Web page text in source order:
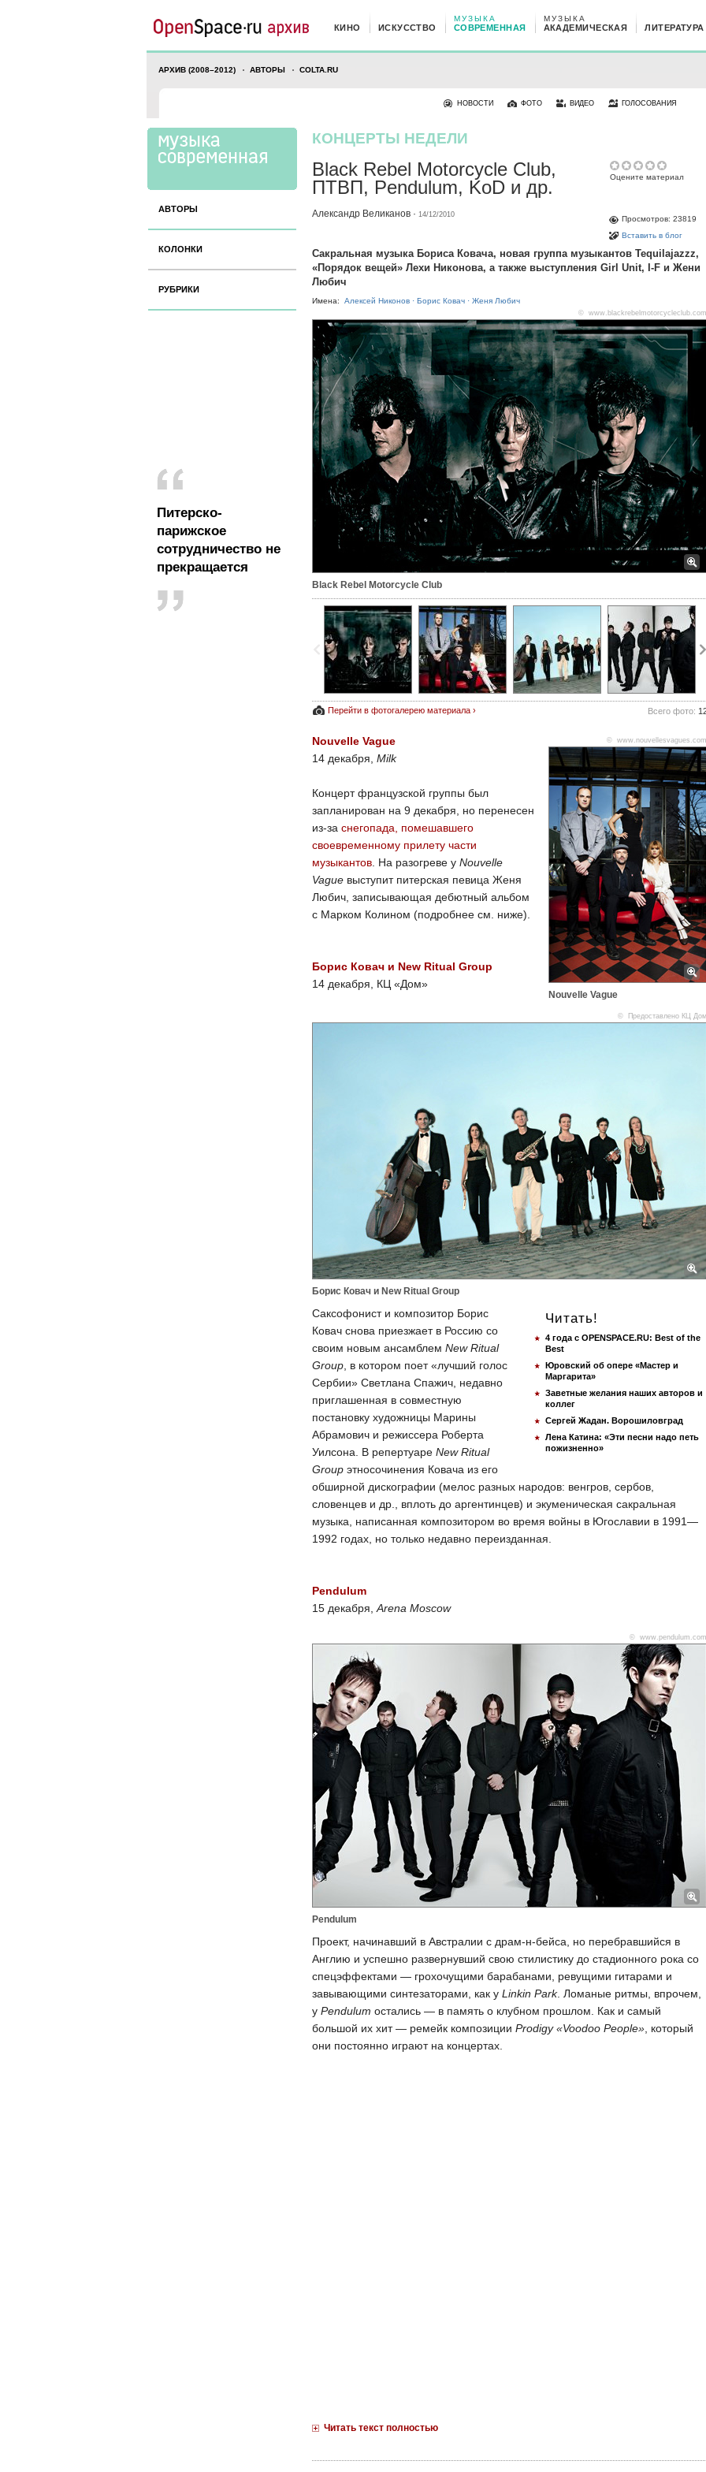
КИНО ИСКУССТВО СОВРЕМЕННАЯ
МУЗЫКА
АКАДЕМИЧЕСКАЯ
МУЗЫКА
ЛИТЕРАТУРА
АРХИВ (2008–2012) АВТОРЫ COLTA.RU
НОВОСТИ ФОТО ВИДЕО ГОЛОСОВАНИЯ
АВТОРЫ
КОЛОНКИ
РУБРИКИ
Питерско-
парижское
сотрудничество не
прекращается
КОНЦЕРТЫ НЕДЕЛИ
Оцените материал
Просмотров: 23819
Вставить в блог
Black Rebel Motorcycle Club,
ПТВП, Pendulum, KoD и др.
Александр Великанов · 14/12/2010
Сакральная музыка Бориса Ковача, новая группа музыкантов Tequilajazzz,
«Порядок вещей» Лехи Никонова, а также выступления Girl Unit, I-F и Жени
Любич
Имена: Алексей Никонов · Борис Ковач · Женя Любич
© www.blackrebelmotorcycleclub.com
Black Rebel Motorcycle Club
Перейти в фотогалерею материала › Всего фото:
© www.nouvellesvagues.com
Nouvelle Vague
Nouvelle Vague
14 декабря, Milk
Концерт французской группы был
запланирован на 9 декабря, но перенесен
из-за снегопада, помешавшего
своевременному прилету части
музыкантов . На разогреве у Nouvelle
Vague выступит питерская певица Женя
Любич, записывающая дебютный альбом
с Марком Колином (подробнее см. ниже).
Борис Ковач и New Ritual Group
14 декабря, КЦ «Дом»
© Предоставлено КЦ Дом
Борис Ковач и New Ritual Group
Читать!
4 года с OPENSPACE.RU: Best of the
Best
Юровский об опере «Мастер и
Маргарита»
Заветные желания наших авторов и
коллег
Сергей Жадан. Ворошиловград
Лена Катина: «Эти песни надо петь
пожизненно»
Саксофонист и композитор Борис
Ковач снова приезжает в Россию со
своим новым ансамблем New Ritual
Group , в котором поет «лучший голос
Сербии» Светлана Спажич, недавно
приглашенная в совместную
постановку художницы Марины
Абрамович и режиссера Роберта
Уилсона. В репертуаре New Ritual
Group этносочинения Ковача из его
обширной дискографии (мелос разных народов: венгров, сербов,
словенцев и др., вплоть до аргентинцев) и экуменическая сакральная
музыка, написанная композитором во время войны в Югославии в 1991—
1992 годах, но только недавно переизданная.
Pendulum
15 декабря, Arena Moscow
© www.pendulum.com
Pendulum
Проект, начинавший в Австралии с драм-н-бейса, но перебравшийся в
Англию и успешно развернувший свою стилистику до стадионного рока со
спецэффектами — грохочущими барабанами, ревущими гитарами и
завывающими синтезаторами, как у Linkin Park. Ломаные ритмы, впрочем,
у Pendulum остались — в память о клубном прошлом. Как и самый
большой их хит — ремейк композиции Prodigy «Voodoo People» , который
они постоянно играют на концертах.
Читать текст полностью